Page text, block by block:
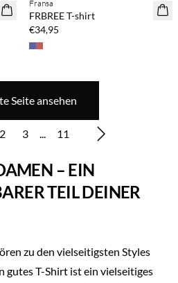
NEUHEITEN
Fransa
FRBREE T-shirt
€34,95
Seite ansehen
2 3 ... 11
– EIN
TEIL DEINER
zu den vielseitigsten Styles
gutes T-Shirt ist ein vielseitiges